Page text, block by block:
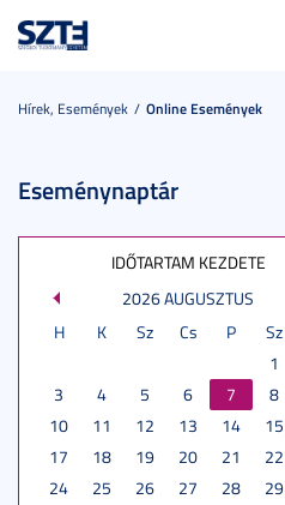
Hírek, Események Online Események
Eseménynaptár
IDŐTARTAM KEZDETE
2026 AUGUSZTUS
H
K Sz Cs P Sz
1
3
4 5 6 7 8
10
11 12 13 14 15
17
18 19 20 21 22
24
25 26 27 28 29